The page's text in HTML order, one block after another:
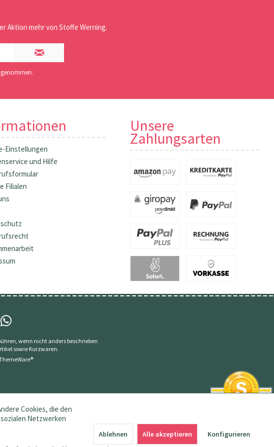
Aktion mehr von Stoffe Werning.
Einstellungen
und Hilfe
Filialen
Unsere
Zahlungsarten
wenn nicht anders beschrieben
sowie Kurzwaren.
Cookies, die den
Netzwerken
Ablehnen Alle akzeptieren Konfigurieren
aus 144 Bewertungen